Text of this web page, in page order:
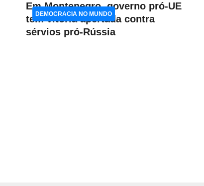
Em Montenegro, governo pró-UE
tem vitória apertada contra
sérvios pró-Rússia
DEMOCRACIA NO MUNDO